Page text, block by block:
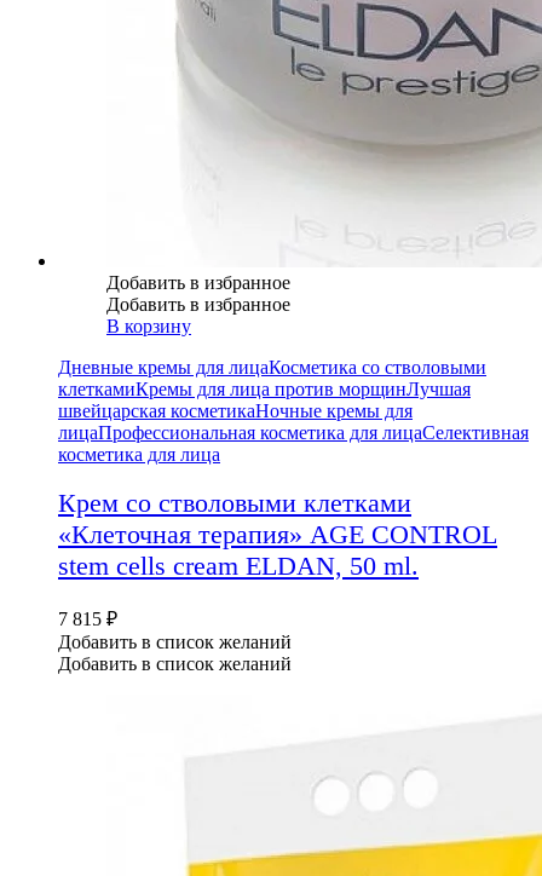
Добавить в избранное
Добавить в избранное
В корзину
Дневные кремы для лицаКосметика со стволовыми
клеткамиКремы для лица против морщинЛучшая
швейцарская косметикаНочные кремы для
лицаПрофессиональная косметика для лицаСелективная
косметика для лица
Крем со стволовыми клетками
«Клеточная терапия» AGE CONTROL
stem cells cream ELDAN, 50 ml.
7 815 ₽
Добавить в список желаний
Добавить в список желаний